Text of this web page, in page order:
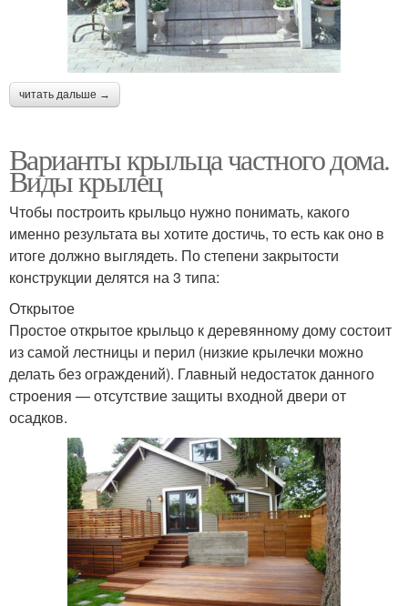
читать дальше →
Варианты крыльца частного дома.
Виды крылец
Чтобы построить крыльцо нужно понимать, какого
именно результата вы хотите достичь, то есть как оно в
итоге должно выглядеть. По степени закрытости
конструкции делятся на 3 типа:
Открытое
Простое открытое крыльцо к деревянному дому состоит
из самой лестницы и перил (низкие крылечки можно
делать без ограждений). Главный недостаток данного
строения — отсутствие защиты входной двери от
осадков.